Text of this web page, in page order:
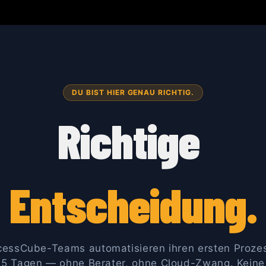
DU BIST HIER GENAU RICHTIG.
Richtige
Entscheidung.
Teams automatisieren ihren ersten
5 Tagen — ohne Berater, ohne Cloud-Zwang. Keine